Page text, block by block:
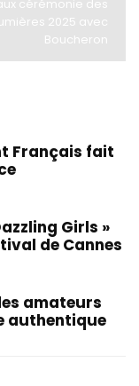
cérémonie des
2025 avec
Boucheron
Français fait
Girls »
de Cannes
amateurs
authentique